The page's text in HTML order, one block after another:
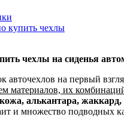
купить чехлы
чехлы на сиденья
авточехлов на первый
материалов, их
алькантара,
и множество подводных